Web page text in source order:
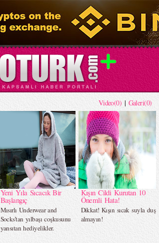
Video(0) | Galeri(0)
Yeni Yıla Sıcacık Bir
Başlangıç
Mısırlı Underwear and
Socks’tan yılbaşı coşkusunu
yansıtan hediyelikler.
Kışın Cildi Kurutan 10
Önemli Hata!
Dikkat! Kışın sıcak suyla duş
almayın!